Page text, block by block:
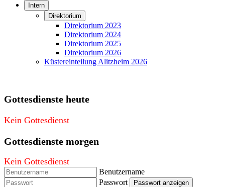
Intern
Direktorium
Direktorium 2023
Direktorium 2024
Direktorium 2025
Direktorium 2026
Küstereinteilung Alitzheim 2026
Gottesdienste heute
Kein Gottesdienst
Gottesdienste morgen
Kein Gottesdienst
Benutzername
Passwort
Passwort anzeigen